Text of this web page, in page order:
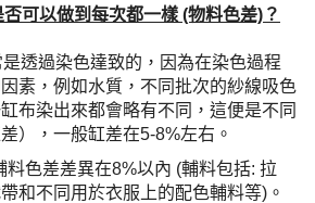
可以做到每次都一樣 (物料色差)？
透過染色達致的，因為在染色過程
素，例如水質，不同批次的紗線吸色
布染出來都會略有不同，這便是不同
），一般缸差在5-8%左右。
色差差異在8%以內 (輔料包括: 拉
和不同用於衣服上的配色輔料等)。